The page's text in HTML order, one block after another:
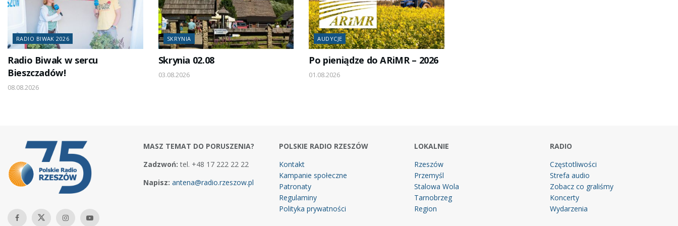
RADIO BIWAK 2026
Radio Biwak w sercu
Bieszczadów!
08.08.2026
SKRYNIA
Skrynia 02.08
03.08.2026
AUDYCJE
Po pieniądze do ARiMR – 2026
01.08.2026
MASZ TEMAT DO PORUSZENIA?
Zadzwoń: tel. +48 17 222 22 22
Napisz: antena@radio.rzeszow.pl
POLSKIE RADIO RZESZÓW
Kontakt
Kampanie społeczne
Patronaty
Regulaminy
Polityka prywatności
LOKALNIE
Rzeszów
Przemyśl
Stalowa Wola
Tarnobrzeg
Region
RADIO
Częstotliwości
Strefa audio
Zobacz co graliśmy
Koncerty
Wydarzenia